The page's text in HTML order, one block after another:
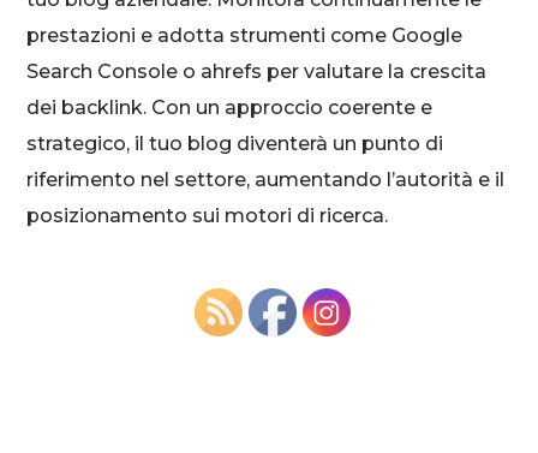
prestazioni e adotta strumenti come Google
Search Console o ahrefs per valutare la crescita
dei backlink. Con un approccio coerente e
strategico, il tuo blog diventerà un punto di
riferimento nel settore, aumentando l’autorità e il
posizionamento sui motori di ricerca.